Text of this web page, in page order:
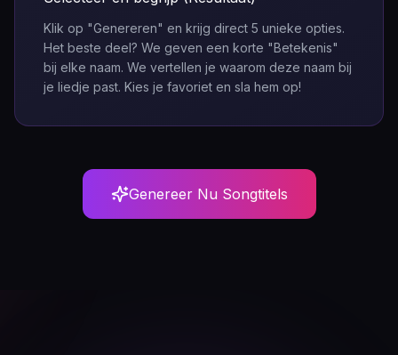
Klik op "Genereren" en krijg direct 5 unieke opties.
Het beste deel? We geven een korte "Betekenis"
bij elke naam. We vertellen je waarom deze naam bij
je liedje past. Kies je favoriet en sla hem op!
Genereer Nu Songtitels